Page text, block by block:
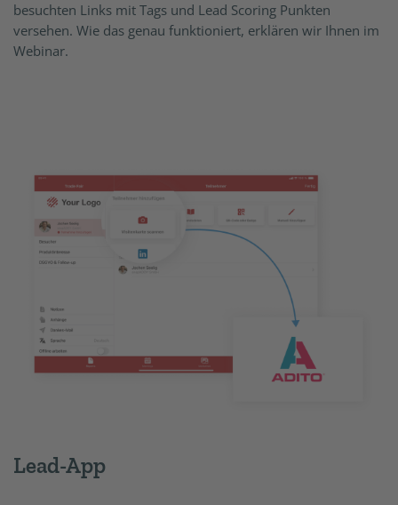
besuchten Links mit Tags und Lead Scoring Punkten
versehen. Wie das genau funktioniert, erklären wir Ihnen im
Webinar.
Lead-App